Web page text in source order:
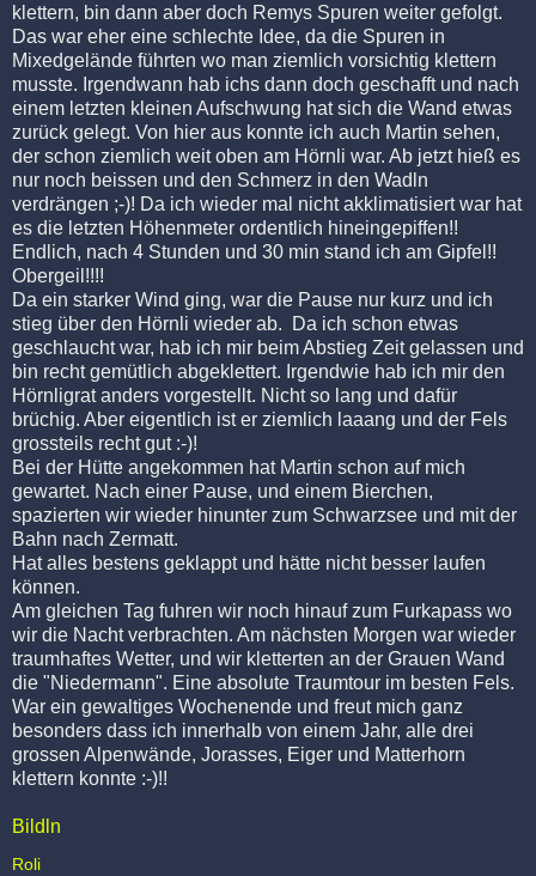
klettern, bin dann aber doch Remys Spuren weiter gefolgt.
Das war eher eine schlechte Idee, da die Spuren in
Mixedgelände führten wo man ziemlich vorsichtig klettern
musste. Irgendwann hab ichs dann doch geschafft und nach
einem letzten kleinen Aufschwung hat sich die Wand etwas
zurück gelegt. Von hier aus konnte ich auch Martin sehen,
der schon ziemlich weit oben am Hörnli war. Ab jetzt hieß es
nur noch beissen und den Schmerz in den Wadln
verdrängen ;-)! Da ich wieder mal nicht akklimatisiert war hat
es die letzten Höhenmeter ordentlich hineingepiffen!!
Endlich, nach 4 Stunden und 30 min stand ich am Gipfel!!
Obergeil!!!!
Da ein starker Wind ging, war die Pause nur kurz und ich
stieg über den Hörnli wieder ab. Da ich schon etwas
geschlaucht war, hab ich mir beim Abstieg Zeit gelassen und
bin recht gemütlich abgeklettert. Irgendwie hab ich mir den
Hörnligrat anders vorgestellt. Nicht so lang und dafür
brüchig. Aber eigentlich ist er ziemlich laaang und der Fels
grossteils recht gut :-)!
Bei der Hütte angekommen hat Martin schon auf mich
gewartet. Nach einer Pause, und einem Bierchen,
spazierten wir wieder hinunter zum Schwarzsee und mit der
Bahn nach Zermatt.
Hat alles bestens geklappt und hätte nicht besser laufen
können.
Am gleichen Tag fuhren wir noch hinauf zum Furkapass wo
wir die Nacht verbrachten. Am nächsten Morgen war wieder
traumhaftes Wetter, und wir kletterten an der Grauen Wand
die "Niedermann". Eine absolute Traumtour im besten Fels.
War ein gewaltiges Wochenende und freut mich ganz
besonders dass ich innerhalb von einem Jahr, alle drei
grossen Alpenwände, Jorasses, Eiger und Matterhorn
klettern konnte :-)!!
Bildln
Roli